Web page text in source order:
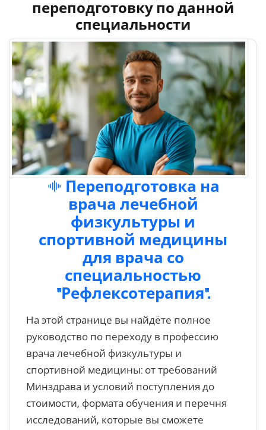
переподготовку по данной
специальности
Переподготовка на
врача лечебной
физкультуры и
спортивной медицины
для врача со
специальностью
"Рефлексотерапия".
На этой странице вы найдёте полное
руководство по переходу в профессию
врача лечебной физкультуры и
спортивной медицины: от требований
Минздрава и условий поступления до
стоимости, формата обучения и перечня
исследований, которые вы сможете